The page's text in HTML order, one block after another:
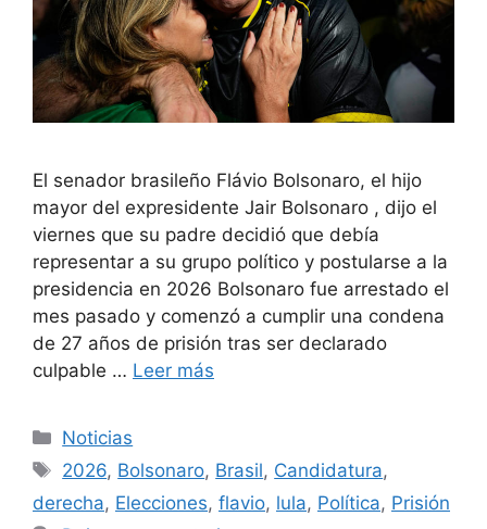
El senador brasileño Flávio Bolsonaro, el hijo
mayor del expresidente Jair Bolsonaro , dijo el
viernes que su padre decidió que debía
representar a su grupo político y postularse a la
presidencia en 2026 Bolsonaro fue arrestado el
mes pasado y comenzó a cumplir una condena
de 27 años de prisión tras ser declarado
culpable … Leer más
Categorías
Noticias
Etiquetas
2026, Bolsonaro, Brasil, Candidatura,
derecha, Elecciones, flavio, lula, Política, Prisión